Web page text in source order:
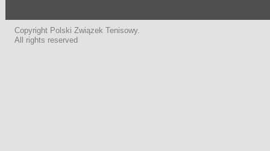
Copyright Polski Związek Tenisowy.
All rights reserved